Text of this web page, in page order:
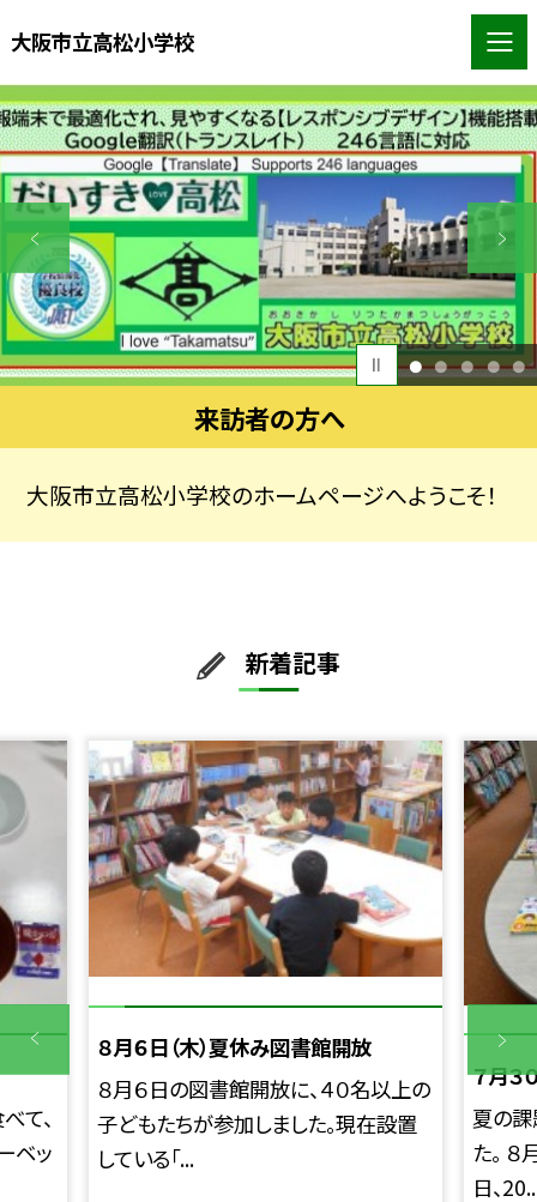
大阪市立高松小学校
1 2 3 4 5
来訪者の方へ
大阪市立高松小学校のホームページへようこそ！
新着記事
て、
ベッ
８月６日（木）夏休み図書館開放
８月６日の図書館開放に、４０名以上の
子どもたちが参加しました。現在設置
している「...
７月３
夏の
た。
日、